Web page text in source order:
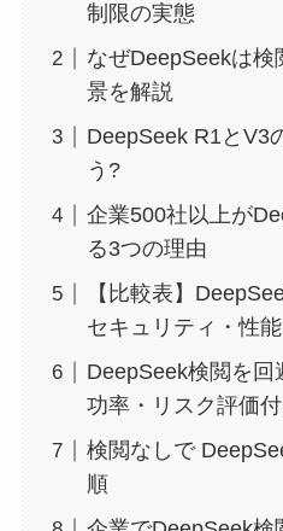
制限の実態
なぜDeepSeekは
景を解説
DeepSeek R1とV3
う?
企業500社以上が
る3つの理由
【比較表】
セキュリティ・性能
DeepSeek検閲を
功率・リスク評価付
検閲なしで
順